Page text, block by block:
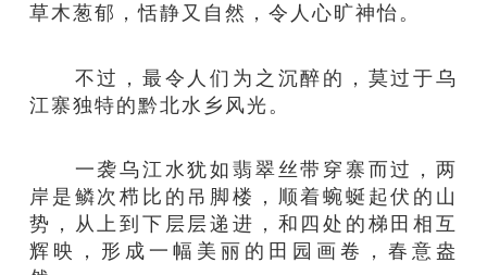
草木葱郁，恬静又自然，令人心旷神怡。
不过，最令人们为之沉醉的，莫过于乌
江寨独特的黔北水乡风光。
一袭乌江水犹如翡翠丝带穿寨而过，两
岸是鳞次栉比的吊脚楼，顺着蜿蜒起伏的山
势，从上到下层层递进，和四处的梯田相互
辉映，形成一幅美丽的田园画卷，春意盎